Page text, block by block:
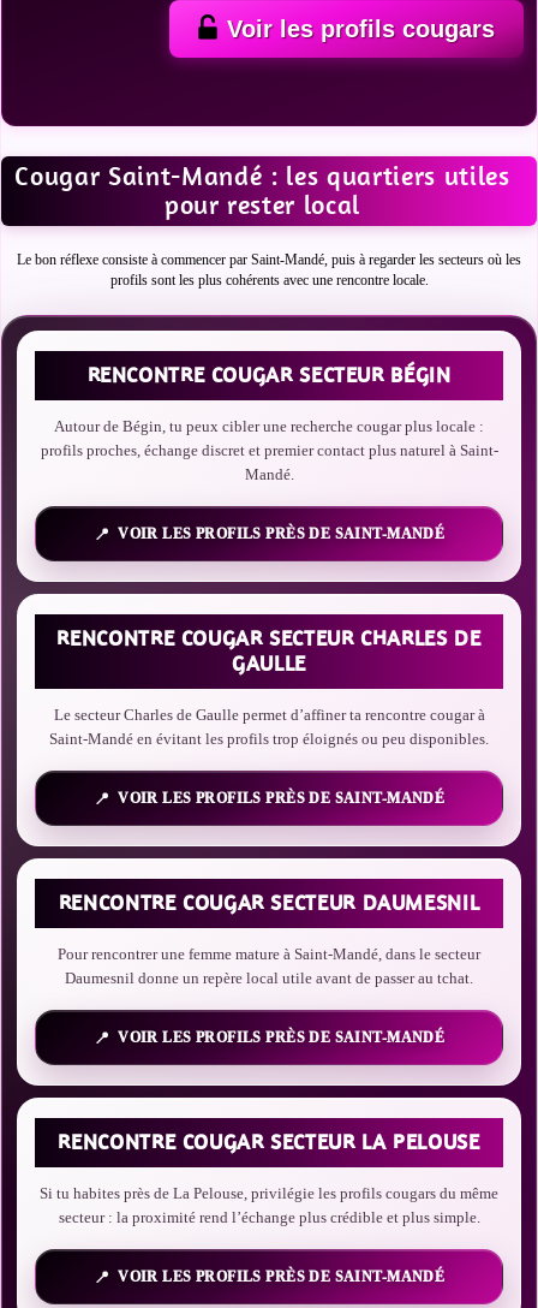
Voir les profils cougars
Cougar Saint-Mandé : les quartiers utiles
pour rester local
Le bon réflexe consiste à commencer par Saint-Mandé, puis à regarder les secteurs où les
profils sont les plus cohérents avec une rencontre locale.
RENCONTRE COUGAR SECTEUR BÉGIN
Autour de Bégin, tu peux cibler une recherche cougar plus locale :
profils proches, échange discret et premier contact plus naturel à Saint-
Mandé.
VOIR LES PROFILS PRÈS DE SAINT-MANDÉ
RENCONTRE COUGAR SECTEUR CHARLES DE
GAULLE
Le secteur Charles de Gaulle permet d’affiner ta rencontre cougar à
Saint-Mandé en évitant les profils trop éloignés ou peu disponibles.
VOIR LES PROFILS PRÈS DE SAINT-MANDÉ
RENCONTRE COUGAR SECTEUR DAUMESNIL
Pour rencontrer une femme mature à Saint-Mandé, dans le secteur
Daumesnil donne un repère local utile avant de passer au tchat.
VOIR LES PROFILS PRÈS DE SAINT-MANDÉ
RENCONTRE COUGAR SECTEUR LA PELOUSE
Si tu habites près de La Pelouse, privilégie les profils cougars du même
secteur : la proximité rend l’échange plus crédible et plus simple.
VOIR LES PROFILS PRÈS DE SAINT-MANDÉ